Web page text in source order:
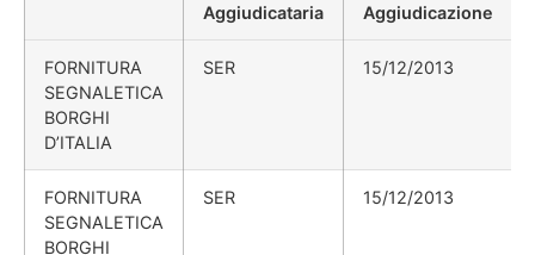
Aggiudicataria
Aggiudicazione
FORNITURA
SEGNALETICA
BORGHI
D’ITALIA
SER 15/12/2013
FORNITURA
SEGNALETICA
BORGHI
SER 15/12/2013